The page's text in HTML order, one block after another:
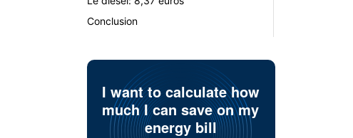
Conclusion
I want to calculate how
much I can save on my
energy bill